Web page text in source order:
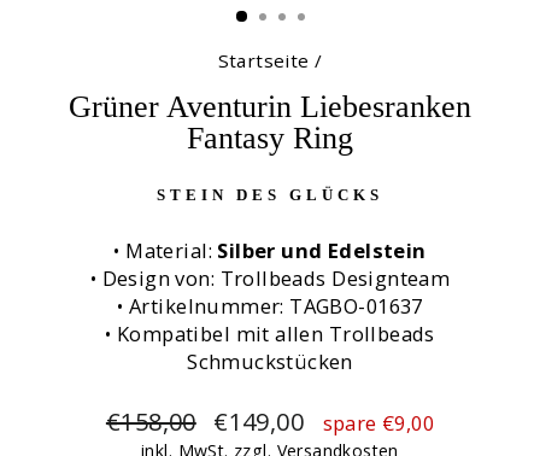
Startseite /
Grüner Aventurin Liebesranken
Fantasy Ring
STEIN DES GLÜCKS
• Material: Silber und Edelstein
• Design von: Trollbeads Designteam
• Artikelnummer: TAGBO-01637
• Kompatibel mit allen Trollbeads
Schmuckstücken
Normaler
Preis
€158,00 Sonderpreis
€149,00 spare €9,00
inkl. MwSt. zzgl. Versandkosten